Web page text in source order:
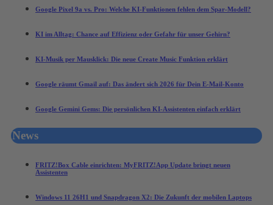
Google Pixel 9a vs. Pro: Welche KI-Funktionen fehlen dem Spar-Modell?
KI im Alltag: Chance auf Effizienz oder Gefahr für unser Gehirn?
KI-Musik per Mausklick: Die neue Create Music Funktion erklärt
Google räumt Gmail auf: Das ändert sich 2026 für Dein E-Mail-Konto
Google Gemini Gems: Die persönlichen KI-Assistenten einfach erklärt
News
FRITZ!Box Cable einrichten: MyFRITZ!App Update bringt neuen
Assistenten
Windows 11 26H1 und Snapdragon X2: Die Zukunft der mobilen Laptops